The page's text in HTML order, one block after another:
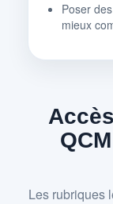
Poser
mieux
Les rubriques